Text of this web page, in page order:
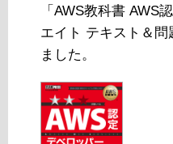
「AWS教科書 AWS
エイト テキスト＆問
ました。